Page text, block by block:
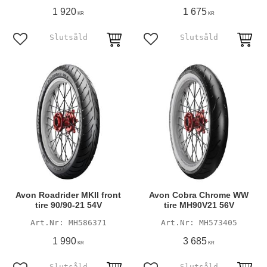
1 920 KR
Lägg till i favoriter
1 675 KR
Lägg till i favoriter
Avon Roadrider MKII front
tire 90/90-21 54V
MH586371
1 990 KR
Avon Cobra Chrome WW
tire MH90V21 56V
MH573405
3 685 KR